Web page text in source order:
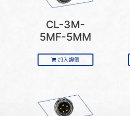
CL-3M-
5MF-5MM
加入詢價